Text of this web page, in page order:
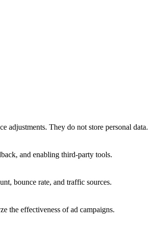
adjustments. They do not store personal data.
and enabling third-party tools.
bounce rate, and traffic sources.
the effectiveness of ad campaigns.